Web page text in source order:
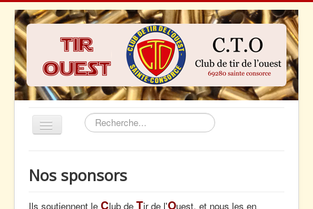
Rechercher
Basculer
la
Actualités
Nos sponsors
Ils soutiennent le Club de Tir de l'Ouest, et nous les en